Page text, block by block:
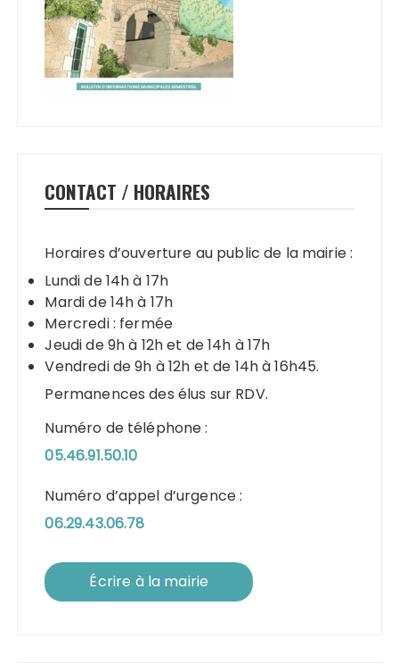
CONTACT / HORAIRES
Horaires d’ouverture au public de la mairie :
Lundi de 14h à 17h
Mardi de 14h à 17h
Mercredi : fermée
Jeudi de 9h à 12h et de 14h à 17h
Vendredi de 9h à 12h et de 14h à 16h45.
Permanences des élus sur RDV.
Numéro de téléphone :
05.46.91.50.10
Numéro d’appel d’urgence :
06.29.43.06.78
Écrire à la mairie